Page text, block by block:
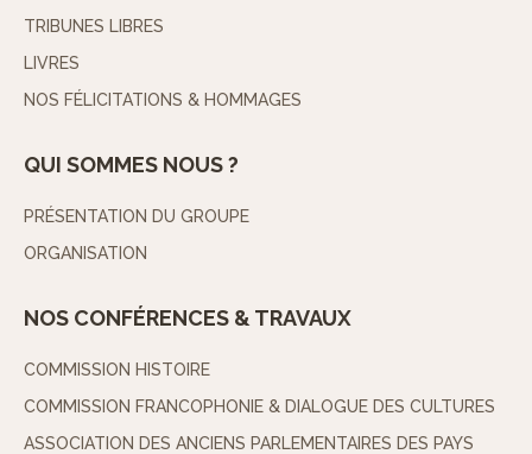
TRIBUNES LIBRES
LIVRES
NOS FÉLICITATIONS & HOMMAGES
QUI SOMMES NOUS ?
PRÉSENTATION DU GROUPE
ORGANISATION
NOS CONFÉRENCES & TRAVAUX
COMMISSION HISTOIRE
COMMISSION FRANCOPHONIE & DIALOGUE DES CULTURES
ASSOCIATION DES ANCIENS PARLEMENTAIRES DES PAYS